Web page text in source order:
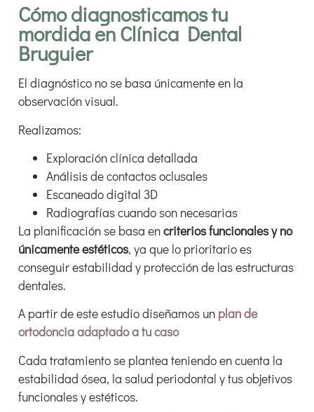
Cómo diagnosticamos tu
mordida en Clínica Dental
Bruguier
El diagnóstico no se basa únicamente en la
observación visual.
Realizamos:
Exploración clínica detallada
Análisis de contactos oclusales
Escaneado digital 3D
Radiografías cuando son necesarias
La planificación se basa encriterios funcionales y no
únicamente estéticos, ya que lo prioritario es
conseguir estabilidad y protección de las estructuras
dentales.
A partir de este estudio diseñamos un plan de
ortodoncia adaptado a tu caso
Cada tratamiento se plantea teniendo en cuenta la
estabilidad ósea, la salud periodontal y tus objetivos
funcionales y estéticos.